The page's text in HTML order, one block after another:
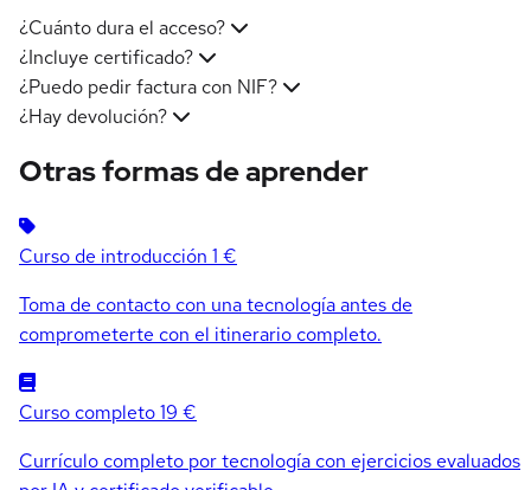
¿Cuánto dura el acceso?
¿Incluye certificado?
¿Puedo pedir factura con NIF?
¿Hay devolución?
Otras formas de aprender
Curso de introducción 1 €
Toma de contacto con una tecnología antes de
comprometerte con el itinerario completo.
Curso completo19 €
Currículo completo por tecnología con ejercicios evaluados